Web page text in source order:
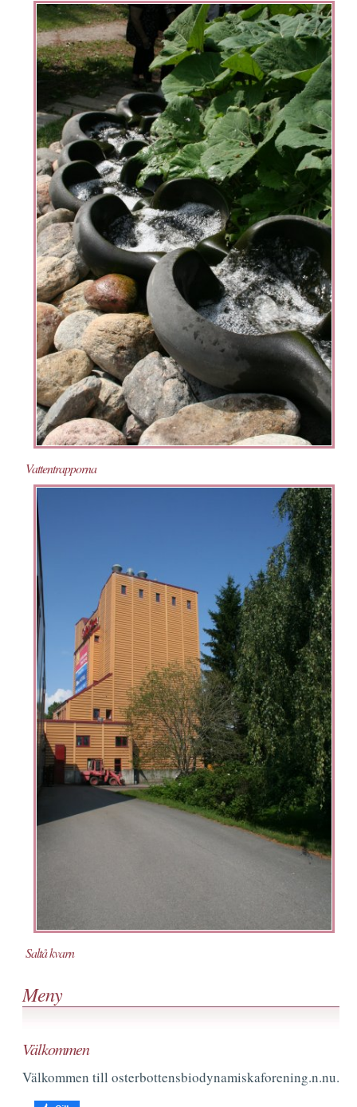
Vattentrapporna
Saltå kvarn
Meny
Välkommen
Välkommen till osterbottensbiodynamiskaforening.n.nu.